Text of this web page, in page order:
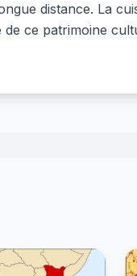
distance. La
ce patrimoine